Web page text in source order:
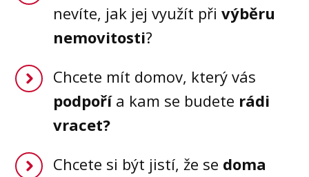
nevíte, jak jej využít přivýběru
nemovitosti?
Chcete mít domov, který vás
podpořía kam se budete rádi
vracet?
Chcete si být jistí, že se doma